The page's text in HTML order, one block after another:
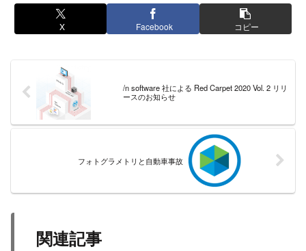
X Facebook コピー
/n software 社による Red Carpet 2020 Vol. 2 リリ
ースのお知らせ
フォトグラメトリと自動車事故
関連記事